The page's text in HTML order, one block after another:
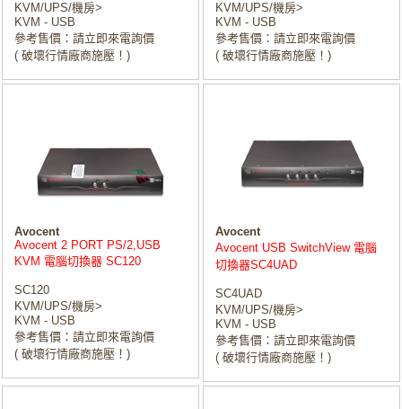
KVM/UPS/機房>
KVM - USB
參考售價：請立即來電詢價
( 破壞行情廠商施壓！)
KVM/UPS/機房>
KVM - USB
參考售價：請立即來電詢價
( 破壞行情廠商施壓！)
Avocent
Avocent 2 PORT PS/2,USB
KVM 電腦切換器 SC120
SC120
KVM/UPS/機房>
KVM - USB
參考售價：請立即來電詢價
( 破壞行情廠商施壓！)
Avocent
Avocent USB SwitchView 電腦
切換器SC4UAD
SC4UAD
KVM/UPS/機房>
KVM - USB
參考售價：請立即來電詢價
( 破壞行情廠商施壓！)